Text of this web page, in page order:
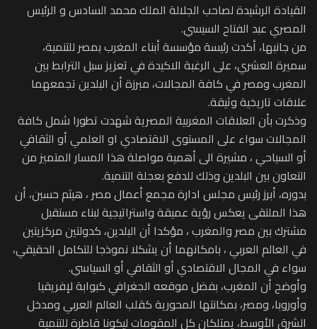
القيادة الرشيدة لصاحب الجلالة الملك محمد السادس و الرئيس
المصري عبد الفتاح السيسي.
من جانبها، أكدت رئيسة مؤسسة أبناء المغرب بمصر للتنمية،
سميرة العشري، على الرغبة الاكيدة في تعزيز سبل الترابط بين
المغرب ومصر في كافة المجالات، مبرزة أن البلدين تجمعهما
علاقات تاريخية وثيقة.
وذكرت بأن العلاقات المغربية المصرية شهدت تطورا شمل كافة
المجالات سواء على المستوى الاقتصادي او العلمي أو الثقافي
أو السياحي ، مشيرة الى أهمية مواصلة هذا المسار المتميز من
التعاون بين البلدين وذلك للدفع بعجلة التنمية.
بدوره، أبرز رئيس مجلس ادارة مجمع أعمال مصر ، هيثم حسين، أن
هذا الملتقى يعكس رؤية عميقة واستراتيجية لبناء مستقبل
مشترك بين مصر والمغرب ، مؤكدا أن البلدين، كدولتين مركزيتين
في العالم العربي ، بامكانهما أن يشكلا نموذجا للتكامل الحقيقي،
سواء في المجال الاقتصادي أو الثقافي أو السياسي.
وأوضح أن المغرب، بفضل موقعه الجغرافي كبوابة لإفريقيا
وأوروبا، ومصر، بمكانتها المحورية كقلب العالم العربي ومدخل
الشرق الأوسط، يمتلكان كل المقومات ليكونا قاطرة للتنمية